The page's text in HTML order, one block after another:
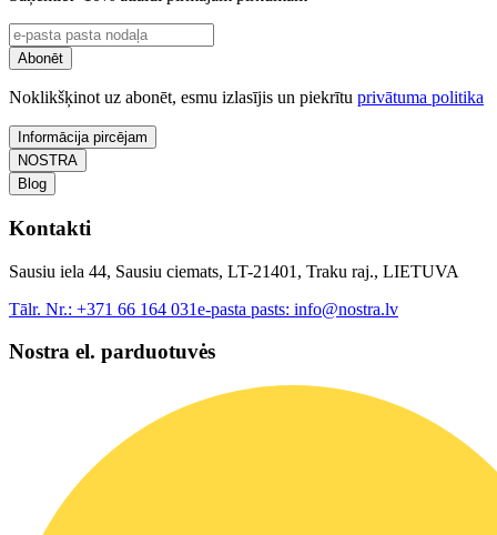
Abonēt
Noklikšķinot uz abonēt, esmu izlasījis un piekrītu privātuma politika
Informācija pircējam
NOSTRA
Blog
Kontakti
Sausiu iela 44, Sausiu ciemats, LT-21401, Traku raj., LIETUVA
Tālr. Nr.: +371 66 164 031e-pasta pasts: info@nostra.lv
Nostra el. parduotuvės